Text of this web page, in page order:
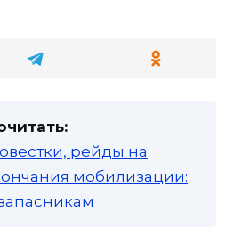
рейды на
мобилизации: